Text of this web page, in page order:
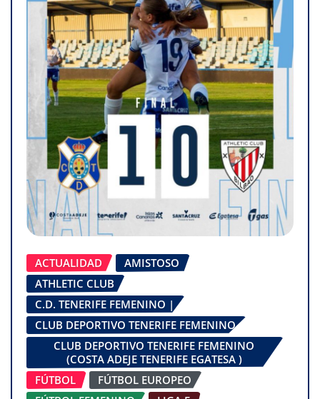
ACTUALIDAD
AMISTOSO
ATHLETIC CLUB
C.D. TENERIFE FEMENINO |
CLUB DEPORTIVO TENERIFE FEMENINO
CLUB DEPORTIVO TENERIFE FEMENINO
(COSTA ADEJE TENERIFE EGATESA )
FÚTBOL
FÚTBOL EUROPEO